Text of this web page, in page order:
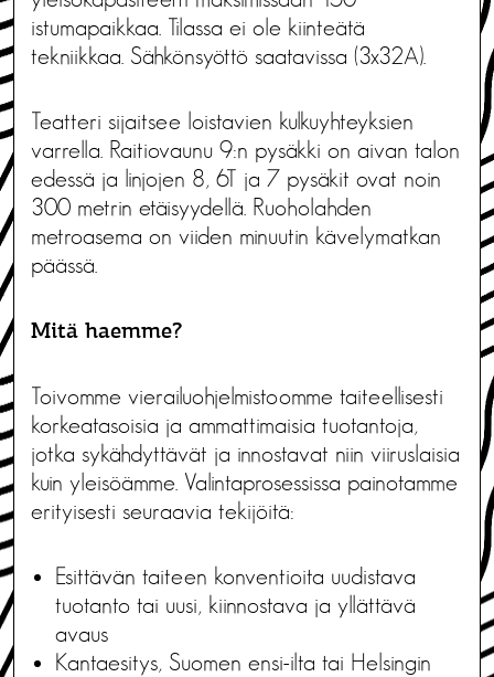
istumapaikkaa. Tilassa ei ole kiinteätä
tekniikkaa. Sähkönsyöttö saatavissa (3x32A).
Teatteri sijaitsee loistavien kulkuyhteyksien
varrella. Raitiovaunu 9:n pysäkki on aivan talon
edessä ja linjojen 8, 6T ja 7 pysäkit ovat noin
300 metrin etäisyydellä. Ruoholahden
metroasema on viiden minuutin kävelymatkan
päässä.
Mitä haemme?
Toivomme vierailuohjelmistoomme taiteellisesti
korkeatasoisia ja ammattimaisia tuotantoja,
jotka sykähdyttävät ja innostavat niin viiruslaisia
kuin yleisöämme. Valintaprosessissa painotamme
erityisesti seuraavia tekijöitä:
Esittävän taiteen konventioita uudistava
tuotanto tai uusi, kiinnostava ja yllättävä
avaus
Kantaesitys, Suomen ensi-ilta tai Helsingin